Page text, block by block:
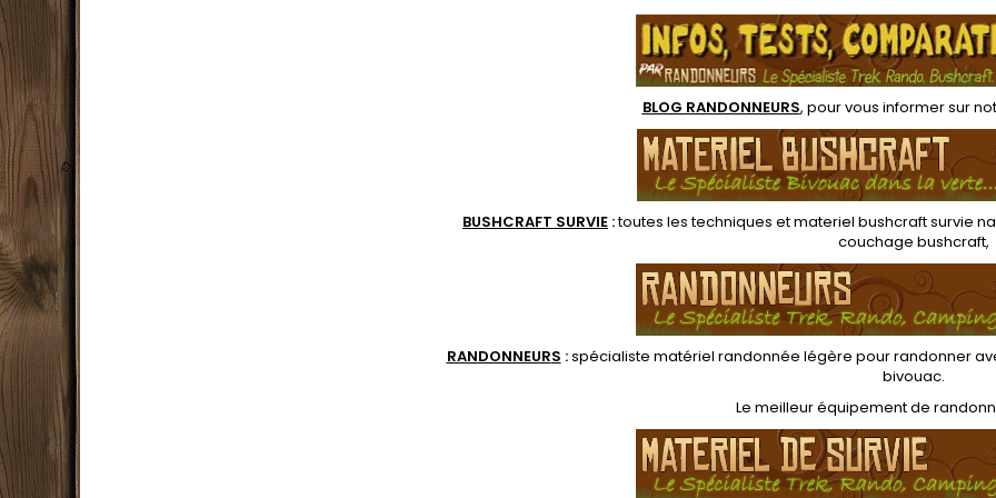
climat à l'intérieur chaud et
polyéthylène renforcé,
sardines alu, cordes et
instructions de survie
de
des
survie.
BLOG RANDONNEURS, pour vous informer sur
BUSHCRAFT SURVIE :toutes les techniques etmateriel bushcraft survie
couchage bushcraft,
RANDONNEURS :spécialiste matériel randonnée légère pour randonner
bivouac.
Le meilleur équipement de